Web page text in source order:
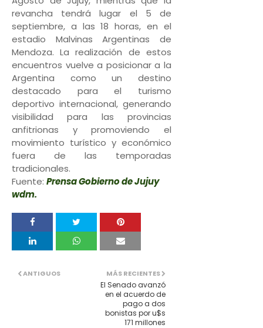
revancha tendrá lugar el 5 de
septiembre, a las 18 horas, en el
estadio Malvinas Argentinas de
Mendoza. La realización de estos
encuentros vuelve a posicionar a la
Argentina como un destino
destacado para el turismo
deportivo internacional, generando
visibilidad para las provincias
anfitrionas y promoviendo el
movimiento turístico y económico
fuera de las temporadas
tradicionales.
Fuente: Prensa Gobierno de Jujuy
wdm.
MÁS RECIENTES
El Senado avanzó
en el acuerdo de
pago a dos
bonistas por u$s
171 millones
ANTIGUOS